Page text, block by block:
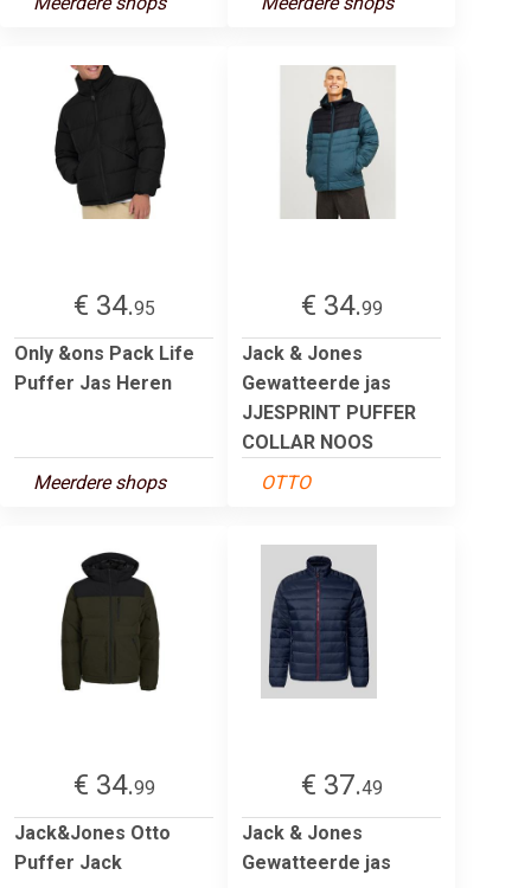
€ 34.95
Only &ons Pack Life
Puffer Jas Heren
Meerdere shops
€ 34.99
Jack & Jones
Gewatteerde jas
JJESPRINT PUFFER
COLLAR NOOS
OTTO
€ 34.99
Jack&Jones Otto
Puffer Jack
€ 37.49
Jack & Jones
Gewatteerde jas